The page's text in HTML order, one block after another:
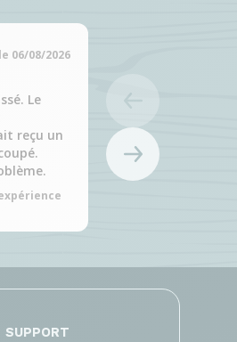
06/08/2026
Le
reçu un
Produit
Nadine A, suite à
22/07/2026
SUPPORT